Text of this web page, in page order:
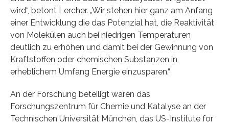
wird“, betont Lercher. „Wir stehen hier ganz am Anfang
einer Entwicklung die das Potenzial hat, die Reaktivität
von Molekülen auch bei niedrigen Temperaturen
deutlich zu erhöhen und damit bei der Gewinnung von
Kraftstoffen oder chemischen Substanzen in
erheblichem Umfang Energie einzusparen.“
An der Forschung beteiligt waren das
Forschungszentrum für Chemie und Katalyse an der
Technischen Universität München, das US-Institute for